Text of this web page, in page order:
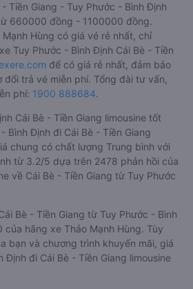
Tiền Giang - Tuy Phước - Bình Định
660000 đồng - 1100000 đồng.
Hùng có giá vé rẻ nhất, chỉ
Tuy Phước - Bình Định Cái Bè - Tiền
để có giá rẻ nhất, đảm bảo
trả vé miễn phí. Tổng đài tư vấn,
phí: 1900 888684.
Cái Bè - Tiền Giang limousine tốt
Bình Định đi Cái Bè - Tiền Giang
chung có chất lượng Trung bình với
từ 3.2/5 dựa trên 2478 phản hồi của
về Cái Bè - Tiền Giang từ Tuy Phước
Bè - Tiền Giang từ Tuy Phước - Bình
hãng xe Thảo Mạnh Hùng. Tùy
bạn và chương trình khuyến mãi, giá
Định đi Cái Bè - Tiền Giang limousine